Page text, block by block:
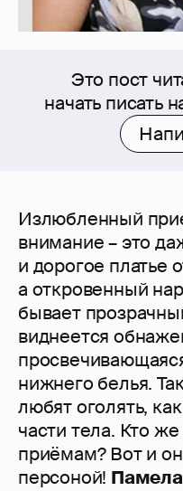
Это пост
начать писать
Излюбленный
внимание – это
и дорогое платье
а откровенный
бывает
виднеется
нижнего белья.
любят оголять,
части тела. Кто
приёмам? Вот и
персоной!